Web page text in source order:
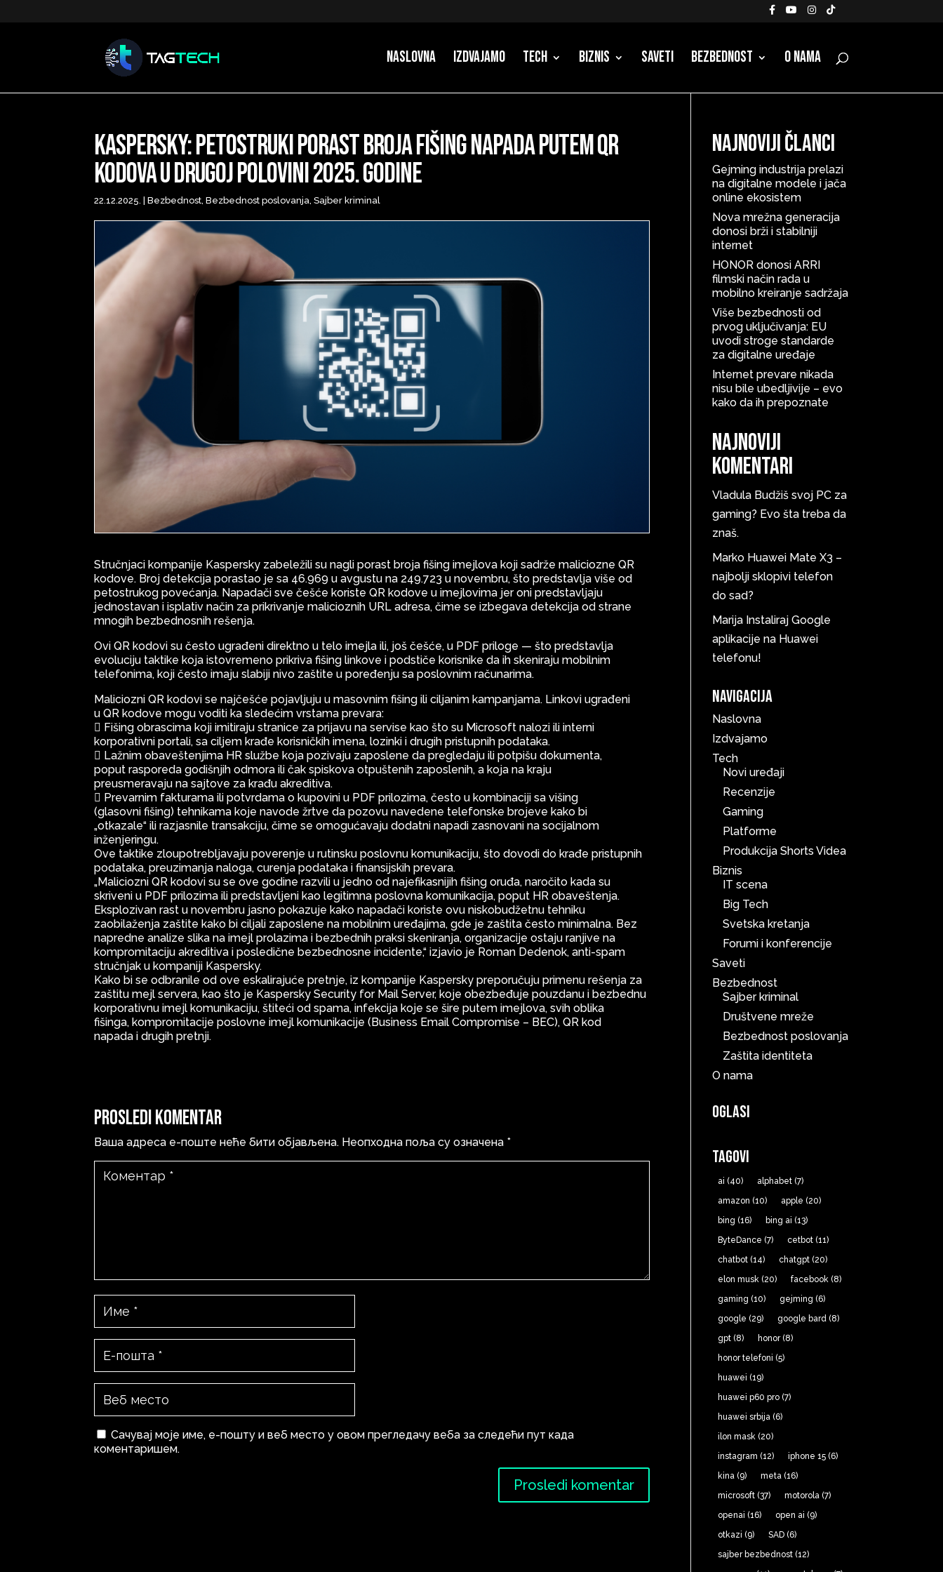
Naslovna Izdvajamo Tech Biznis Saveti Bezbednost O nama
Kaspersky: petostruki porast broja fišing napada putem QR
kodova u drugoj polovini 2025. godine
22.12.2025. |Bezbednost,Bezbednost poslovanja,Sajber kriminal
Stručnjaci kompanije Kaspersky zabeležili su nagli porast broja fišing imejlova koji sadrže maliciozne QR
kodove. Broj detekcija porastao je sa 46.969 u avgustu na 249.723 u novembru, što predstavlja više od
petostrukog povećanja. Napadači sve češće koriste QR kodove u imejlovima jer oni predstavljaju
jednostavan i isplativ način za prikrivanje malicioznih URL adresa, čime se izbegava detekcija od strane
mnogih bezbednosnih rešenja.
Ovi QR kodovi su često ugrađeni direktno u telo imejla ili, još češće, u PDF priloge — što predstavlja
evoluciju taktike koja istovremeno prikriva fišing linkove i podstiče korisnike da ih skeniraju mobilnim
telefonima, koji često imaju slabiji nivo zaštite u poređenju sa poslovnim računarima.
Maliciozni QR kodovi se najčešće pojavljuju u masovnim fišing ili ciljanim kampanjama. Linkovi ugrađeni
u QR kodove mogu voditi ka sledećim vrstama prevara:
 Fišing obrascima koji imitiraju stranice za prijavu na servise kao što su Microsoft nalozi ili interni
korporativni portali, sa ciljem krađe korisničkih imena, lozinki i drugih pristupnih podataka.
 Lažnim obaveštenjima HR službe koja pozivaju zaposlene da pregledaju ili potpišu dokumenta,
poput rasporeda godišnjih odmora ili čak spiskova otpuštenih zaposlenih, a koja na kraju
preusmeravaju na sajtove za krađu akreditiva.
 Prevarnim fakturama ili potvrdama o kupovini u PDF prilozima, često u kombinaciji sa višing
(glasovni fišing) tehnikama koje navode žrtve da pozovu navedene telefonske brojeve kako bi
„otkazale“ ili razjasnile transakciju, čime se omogućavaju dodatni napadi zasnovani na socijalnom
inženjeringu.
Ove taktike zloupotrebljavaju poverenje u rutinsku poslovnu komunikaciju, što dovodi do krađe pristupnih
podataka, preuzimanja naloga, curenja podataka i finansijskih prevara.
„Maliciozni QR kodovi su se ove godine razvili u jedno od najefikasnijih fišing oruđa, naročito kada su
skriveni u PDF prilozima ili predstavljeni kao legitimna poslovna komunikacija, poput HR obaveštenja.
Eksplozivan rast u novembru jasno pokazuje kako napadači koriste ovu niskobudžetnu tehniku
zaobilaženja zaštite kako bi ciljali zaposlene na mobilnim uređajima, gde je zaštita često minimalna. Bez
napredne analize slika na imejl prolazima i bezbednih praksi skeniranja, organizacije ostaju ranjive na
kompromitaciju akreditiva i posledične bezbednosne incidente,“ izjavio je Roman Dedenok, anti-spam
stručnjak u kompaniji Kaspersky.
Kako bi se odbranile od ove eskalirajuće pretnje, iz kompanije Kaspersky preporučuju primenu rešenja za
zaštitu mejl servera, kao što je Kaspersky Security for Mail Server, koje obezbeđuje pouzdanu i bezbednu
korporativnu imejl komunikaciju, štiteći od spama, infekcija koje se šire putem imejlova, svih oblika
fišinga, kompromitacije poslovne imejl komunikacije (Business Email Compromise – BEC), QR kod
napada i drugih pretnji.
Prosledi komentar
Ваша адреса е-поште неће бити објављена. Неопходна поља су означена *
Сачувај моје име, е-пошту и веб место у овом прегледачу веба за следећи пут када
коментаришем.
Najnoviji članci
Gejming industrija prelazi
na digitalne modele i jača
online ekosistem
Nova mrežna generacija
donosi brži i stabilniji
internet
HONOR donosi ARRI
filmski način rada u
mobilno kreiranje sadržaja
Više bezbednosti od
prvog uključivanja: EU
uvodi stroge standarde
za digitalne uređaje
Internet prevare nikada
nisu bile ubedljivije – evo
kako da ih prepoznate
Najnoviji
komentari
Vladula Budžiš svoj PC za
gaming? Evo šta treba da
znaš.
Marko Huawei Mate X3 –
najbolji sklopivi telefon
do sad?
Marija Instaliraj Google
aplikacije na Huawei
telefonu!
Navigacija
Naslovna
Izdvajamo
Tech
Novi uređaji
Recenzije
Gaming
Platforme
Produkcija Shorts Videa
Biznis
IT scena
Big Tech
Svetska kretanja
Forumi i konferencije
Saveti
Bezbednost
Sajber kriminal
Društvene mreže
Bezbednost poslovanja
Zaštita identiteta
O nama
Oglasi
Tagovi
ai (40) alphabet (7)
amazon (10) apple (20)
bing (16) bing ai (13)
ByteDance (7) cetbot (11)
chatbot (14) chatgpt (20)
elon musk (20) facebook (8)
gaming (10) gejming (6)
google (29) google bard (8)
gpt (8) honor(8)
honor telefoni (5)
huawei (19)
huawei p60 pro (7)
huawei srbija (6)
ilon mask (20)
instagram (12) iphone 15 (6)
kina (9) meta (16)
microsoft (37) motorola (7)
openai (16) open ai (9)
otkazi (9) SAD (6)
sajber bezbednost (12)